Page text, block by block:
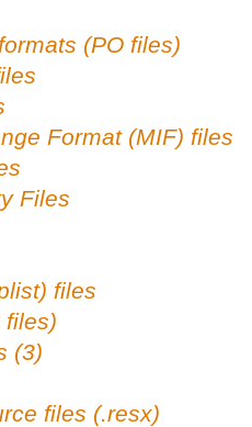
(PO files)
Format (MIF) files
Files
files
files)
(3)
files (.resx)